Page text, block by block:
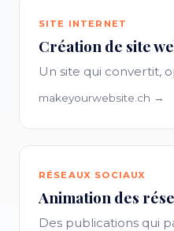
SITE INTERNET
Création de site
Un site qui convertit,
makeyourwebsite.ch →
RÉSEAUX SOCIAUX
Animation des
Des publications qui